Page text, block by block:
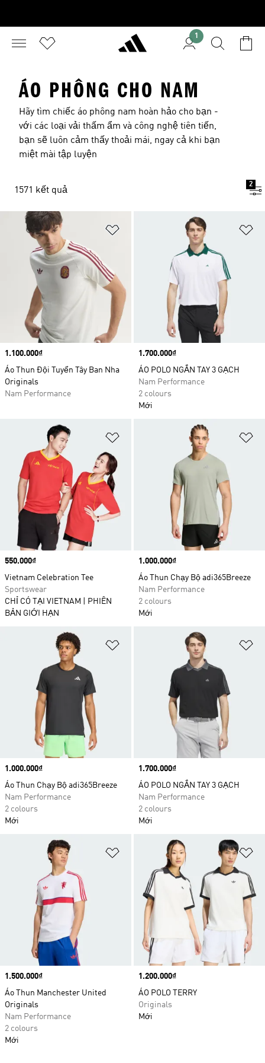
1
ÁO PHÔNG CHO NAM
Hãy tìm chiếc áo phông nam hoàn hảo cho bạn -
với các loại vải thấm ẩm và công nghệ tiên tiến,
bạn sẽ luôn cảm thấy thoải mái, ngay cả khi bạn
miệt mài tập luyện
1571 kết quả
2
Price
1.100.000₫
Áo Thun Đội Tuyển Tây Ban Nha
Originals
Nam Performance
Price
1.700.000₫
ÁO POLO NGẮN TAY 3 GẠCH
Nam Performance
2 colours
Mới
Price
550.000₫
Vietnam Celebration Tee
Sportswear
CHỈ CÓ TẠI VIETNAM | PHIÊN
BẢN GIỚI HẠN
Price
1.000.000₫
Áo Thun Chạy Bộ adi365Breeze
Nam Performance
2 colours
Mới
Price
1.000.000₫
Áo Thun Chạy Bộ adi365Breeze
Nam Performance
2 colours
Mới
Price
1.700.000₫
ÁO POLO NGẮN TAY 3 GẠCH
Nam Performance
2 colours
Mới
Add to Wishlist
Price
1.500.000₫
Áo Thun Manchester United
Originals
Nam Performance
2 colours
Mới
Price
1.200.000₫
ÁO POLO TERRY
Originals
Mới